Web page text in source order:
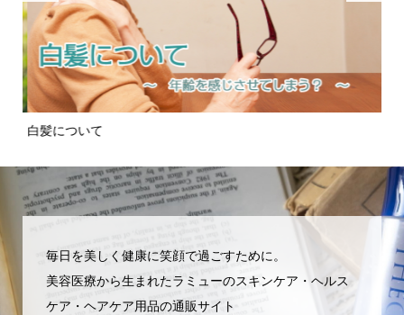
白髪について
毎日を美しく健康に笑顔で過ごすために。
美容医療から生まれたラミューのスキンケア・ヘルス
ケア・ヘアケア用品の通販サイト